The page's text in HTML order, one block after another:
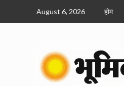
August 6, 2026 होम